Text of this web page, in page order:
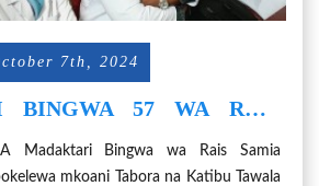
7th, 2024
57 WA RAIS
Madaktari Bingwa wa Rais Samia
mkoani Tabora na Katibu Tawala